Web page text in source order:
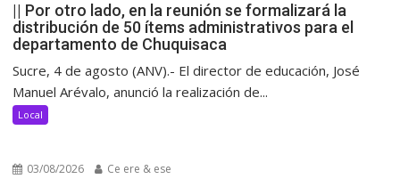
|| Por otro lado, en la reunión se formalizará la
distribución de 50 ítems administrativos para el
departamento de Chuquisaca
Sucre, 4 de agosto (ANV).- El director de educación, José
Manuel Arévalo, anunció la realización de...
Local
03/08/2026 Ce ere & ese